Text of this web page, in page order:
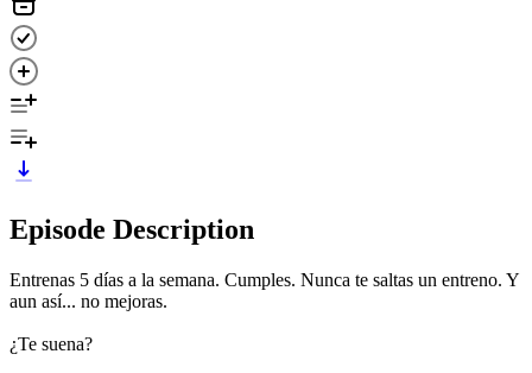
Episode Description
Entrenas 5 días a la semana. Cumples. Nunca te saltas un entreno. Y
aun así... no mejoras.
¿Te suena?